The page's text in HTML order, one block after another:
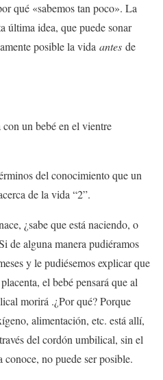
qué «sabemos tan poco». La
última idea, que puede sonar
posible la vida antes de
un bebé en el vientre
del conocimiento que un
de la vida “2”.
¿sabe que está naciendo, o
de alguna manera pudiéramos
y le pudiésemos explicar que
el bebé pensará que al
morirá .¿Por qué? Porque
alimentación, etc. está allí,
del cordón umbilical, sin el
no puede ser posible.